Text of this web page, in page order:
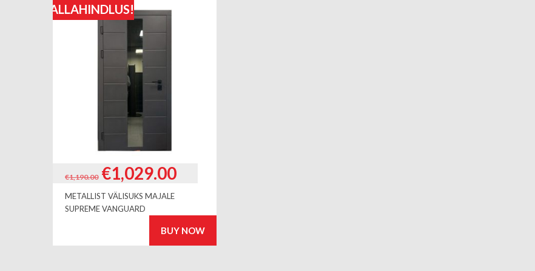
ALLAHINDLUS!
€1,190.00 Algne
hind
oli:
€1,190.00.
€1,029.00Current
is:
€1,029.00.
METALLIST VÄLISUKS MAJALE
SUPREME VANGUARD
BUY NOW